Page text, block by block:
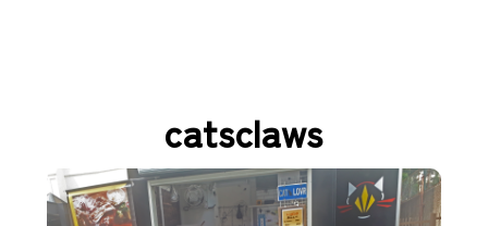
catsclaws